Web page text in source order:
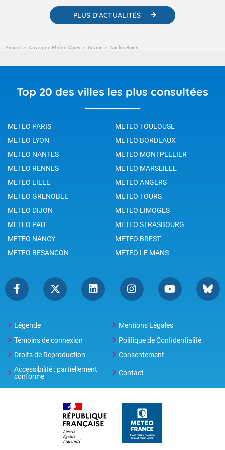
PLUS D'ACTUALITÉS
Accueil Auvergne-Rhône-Alpes Savoie Aix-les-Bains
Top 20 des villes les plus consultées
METEO PARIS
METEO TOULOUSE
METEO LYON
METEO BORDEAUX
METEO NANTES
METEO MONTPELLIER
METEO RENNES
METEO MARSEILLE
METEO LILLE
METEO ANGERS
METEO GRENOBLE
METEO TOURS
METEO DIJON
METEO LIMOGES
METEO PAU
METEO STRASBOURG
METEO NANCY
METEO BREST
METEO BESANCON
METEO LE MANS
Légende
Mentions Légales
Témoins de connexion
Politique de Confidentialité
Droits de Reproduction
Consentement
Accessibilité : partiellement
conforme
Contact